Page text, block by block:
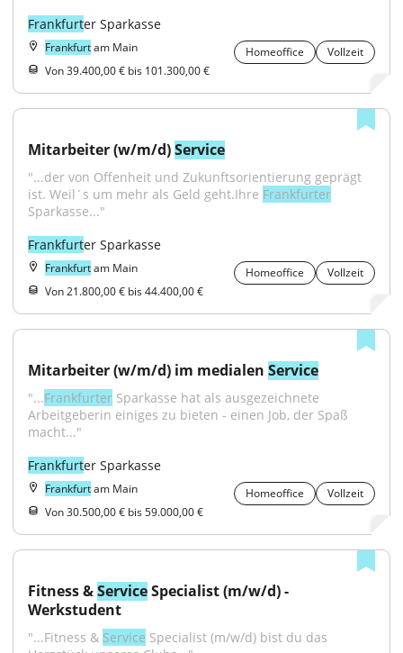
Frankfurter Sparkasse
Frankfurtam Main Homeoffice
Vollzeit
Von 39.400,00 € bis 101.300,00 €
Mitarbeiter (w/m/d) Service
"...der von Offenheit und Zukunftsorientierung geprägt
ist. Weil´s um mehr als Geld geht.Ihre Frankfurter
Sparkasse..."
Frankfurter Sparkasse
Frankfurtam Main Homeoffice
Vollzeit
Von 21.800,00 € bis 44.400,00 €
Mitarbeiter (w/m/d) im medialen Service
"...Frankfurter Sparkasse hat als ausgezeichnete
Arbeitgeberin einiges zu bieten - einen Job, der Spaß
macht..."
Frankfurter Sparkasse
Frankfurtam Main Homeoffice
Vollzeit
Von 30.500,00 € bis 59.000,00 €
Fitness & Service Specialist (m/w/d) -
Werkstudent
"...Fitness & Service Specialist (m/w/d) bist du das